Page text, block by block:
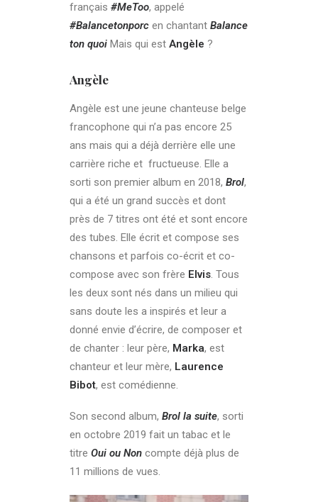
français #MeToo, appelé
#Balancetonporc en chantant Balance
ton quoi Mais qui est Angèle ?
Angèle
Angèle est une jeune chanteuse belge
francophone qui n’a pas encore 25
ans mais qui a déjà derrière elle une
carrière riche et fructueuse. Elle a
sorti son premier album en 2018, Brol,
qui a été un grand succès et dont
près de 7 titres ont été et sont encore
des tubes. Elle écrit et compose ses
chansons et parfois co-écrit et co-
compose avec son frère Elvis. Tous
les deux sont nés dans un milieu qui
sans doute les a inspirés et leur a
donné envie d’écrire, de composer et
de chanter : leur père, Marka, est
chanteur et leur mère, Laurence
Bibot, est comédienne.
Son second album, Brol la suite, sorti
en octobre 2019 fait un tabac et le
titre Oui ou Non compte déjà plus de
11 millions de vues.